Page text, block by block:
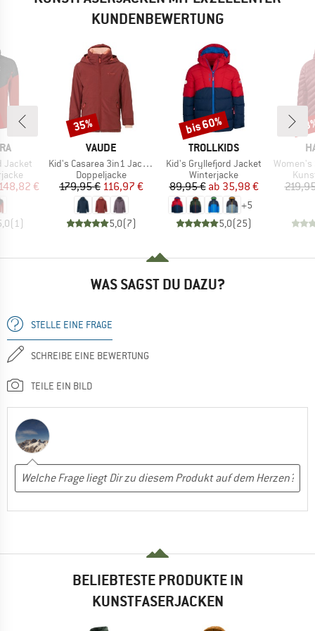
KUNDENBEWERTUNG
Jacket
Preis
€
(1)
MARKE
VAUDE
Artikel
Kid's Casarea 3in1 Jacket II
Produktgruppe
Doppeljacke
Preis
179,95 €reduzierter Preis
116,97 €
5,0(7)
Rabatt
35%
MARKE
TROLLKIDS
Artikel
Kid's Gryllefjord Jacket
Produktgruppe
Winterjacke
Preis
89,95 € reduzierter Preis
ab 35,98 €
+5
5,0(25)
Rabatt
bis 60%
Artikel
Women's
WAS SAGST DU DAZU?
STELLE EINE FRAGE
SCHREIBE EINE BEWERTUNG
TEILE EIN BILD
BELIEBTESTE PRODUKTE IN
KUNSTFASERJACKEN